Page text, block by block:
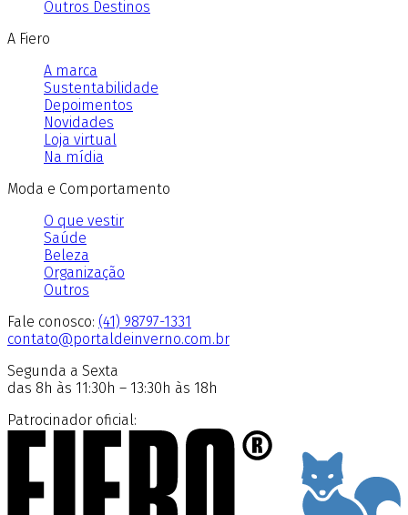
Outros Destinos
A Fiero
A marca
Sustentabilidade
Depoimentos
Novidades
Loja virtual
Na mídia
Moda e Comportamento
O que vestir
Saúde
Beleza
Organização
Outros
Fale conosco: (41) 98797-1331
contato@portaldeinverno.com.br
Segunda a Sexta
das 8h às 11:30h – 13:30h às 18h
Patrocinador oficial: